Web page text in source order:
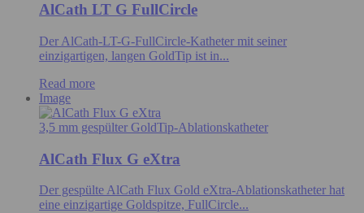
AlCath LT G FullCircle
Der AlCath-LT-G-FullCircle-Katheter mit seiner
einzigartigen, langen GoldTip ist in...
Read more
Image
3,5 mm gespülter GoldTip-Ablationskatheter
AlCath Flux G eXtra
Der gespülte AlCath Flux Gold eXtra-Ablationskatheter hat
eine einzigartige Goldspitze, FullCircle...